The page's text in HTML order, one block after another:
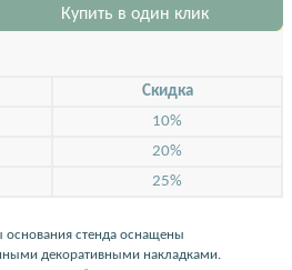
Купить в один клик
Скидкa
10%
20%
25%
основания стенда оснащены
декоративными накладками.